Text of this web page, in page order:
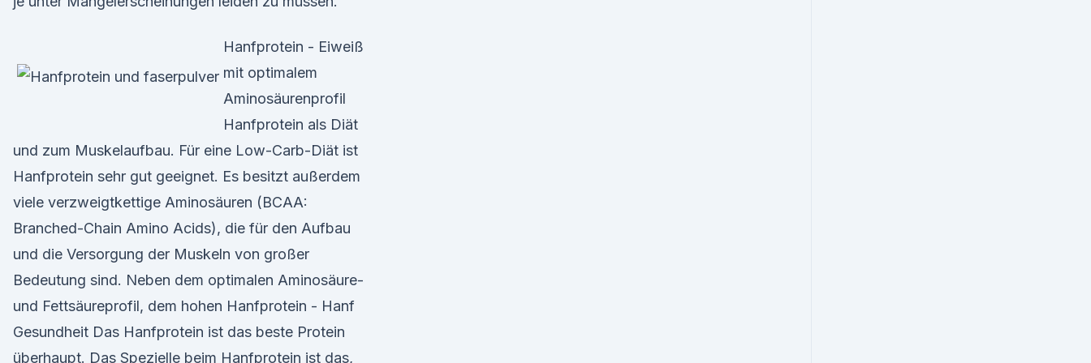
Hanfprotein - Eiweiß
mit optimalem
Aminosäurenprofil
Hanfprotein als Diät
und zum Muskelaufbau. Für eine Low-Carb-Diät ist
Hanfprotein sehr gut geeignet. Es besitzt außerdem
viele verzweigtkettige Aminosäuren (BCAA:
Branched-Chain Amino Acids), die für den Aufbau
und die Versorgung der Muskeln von großer
Bedeutung sind. Neben dem optimalen Aminosäure-
und Fettsäureprofil, dem hohen Hanfprotein - Hanf
Gesundheit Das Hanfprotein ist das beste Protein
überhaupt. Das Spezielle beim Hanfprotein ist das,